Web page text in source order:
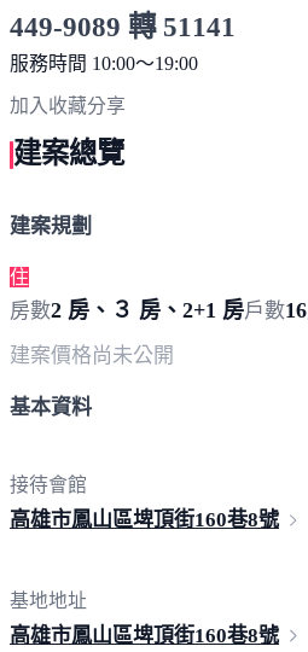
449-9089 轉 51141
服務時間 10:00～19:00
加入收藏分享
建案總覽
建案規劃
住
房數2 房、３ 房、2+1 房戶數16
建案價格尚未公開
基本資料
接待會館
高雄市鳳山區埤頂街160巷8號
基地地址
高雄市鳳山區埤頂街160巷8號